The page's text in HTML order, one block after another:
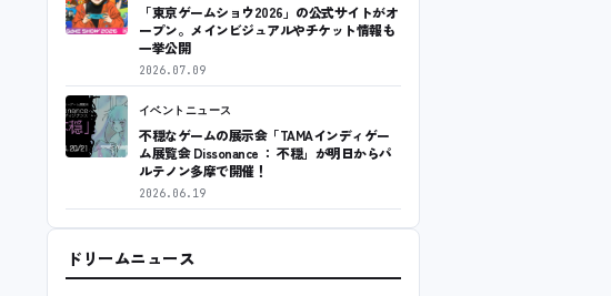
「東京ゲームショウ2026」の公式サイトがオ
ープン。メインビジュアルやチケット情報も
一挙公開
2026.07.09
イベントニュース
不穏なゲームの展示会「TAMAインディゲー
ム展覧会 Dissonance ： 不穏」が明日からパ
ルテノン多摩で開催！
2026.06.19
ドリームニュース